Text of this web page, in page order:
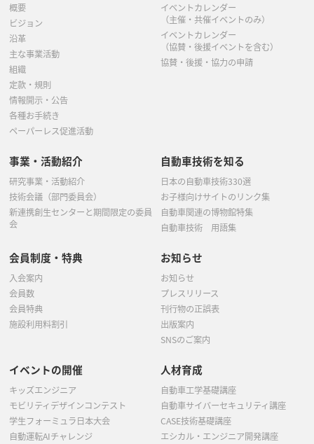
概要
ビジョン
沿革
主な事業活動
組織
定款・規則
情報開示・公告
各種お手続き
ペーパーレス促進活動
イベントカレンダー
（主催・共催イベントのみ）
イベントカレンダー
（協賛・後援イベントを含む）
協賛・後援・協力の申請
事業・活動紹介
研究事業・活動紹介
技術会議（部門委員会）
新連携創生センターと期間限定の委員
会
自動車技術を知る
日本の自動車技術330選
お子様向けサイトのリンク集
自動車関連の博物館特集
自動車技術 用語集
会員制度・特典
入会案内
会員数
会員特典
施設利用料割引
お知らせ
お知らせ
プレスリリース
刊行物の正誤表
出版案内
SNSのご案内
イベントの開催
キッズエンジニア
モビリティデザインコンテスト
学生フォーミュラ日本大会
自動運転AIチャレンジ
人材育成
自動車工学基礎講座
自動車サイバーセキュリティ講座
CASE技術基礎講座
エシカル・エンジニア開発講座